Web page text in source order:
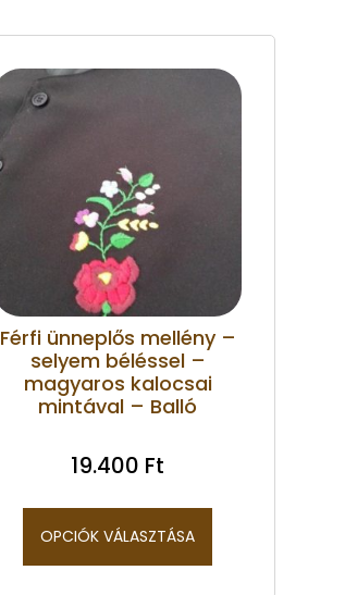
Férfi ünneplős mellény –
selyem béléssel –
magyaros kalocsai
mintával – Balló
19.400 Ft
OPCIÓK VÁLASZTÁSA